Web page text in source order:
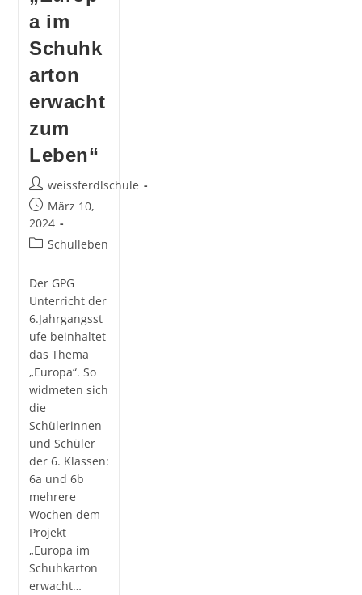
a im
Schuhk
arton
erwacht
zum
Leben“
Beitrags-
Autor:
weissferdlschule
Beitrag
veröffentlicht:
März 10,
2024
Beitrags-
Schulleben
Der GPG
Unterricht der
6.Jahrgangsst
ufe beinhaltet
das Thema
„Europa“. So
widmeten sich
die
Schülerinnen
und Schüler
der 6. Klassen:
6a und 6b
mehrere
Wochen dem
Projekt
„Europa im
Schuhkarton
erwacht…